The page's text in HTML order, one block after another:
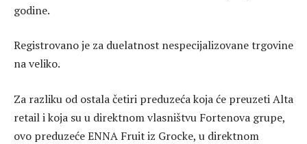
godine.
Registrovano je za duelatnost nespecijalizovane trgovine
na veliko.
Za razliku od ostala četiri preduzeća koja će preuzeti Alta
retail i koja su u direktnom vlasništvu Fortenova grupe,
ovo preduzeće ENNA Fruit iz Grocke, u direktnom